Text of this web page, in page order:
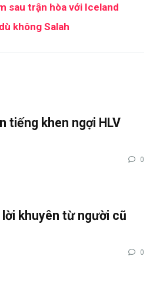
sau trận hòa với Iceland
không Salah
tiếng khen ngợi HLV
0
khuyên từ người cũ
0